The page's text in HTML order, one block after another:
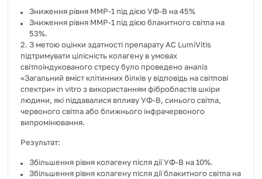
Зниження рівня MMP-1 під дією УФ-В на 45%
Зниження рівня MMP-1 під дією блакитного світла на
53%.
2. З метою оцінки здатності препарату AC LumiVitis
підтримувати цілісність колагену в умовах
світлоіндукованого стресу було проведено аналіз
«Загальний вміст клітинних білків у відповідь на світлові
спектри» in vitro з використанням фібробластів шкіри
людини, які піддавалися впливу УФ-В, синього світла,
червоного світла або ближнього інфрачервоного
випромінювання.
Результат:
Збільшення рівня колагену після дії УФ-В на 10%.
Збільшення рівня колагену після дії блакитного світла на